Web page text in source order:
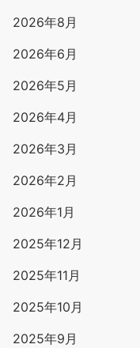
2026年8月
2026年6月
2026年5月
2026年4月
2026年3月
2026年2月
2026年1月
2025年12月
2025年11月
2025年10月
2025年9月